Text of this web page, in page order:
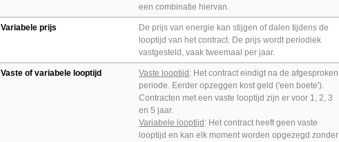
een combinatie hiervan.
Variabele prijs
De prijs van energie kan stijgen of dalen tijdens de
looptijd van het contract. De prijs wordt periodiek
vastgesteld, vaak tweemaal per jaar.
Vaste of variabele looptijd Vaste looptijd : Het contract eindigt na de afgesproken
periode. Eerder opzeggen kost geld ('een boete').
Contracten met een vaste looptijd zijn er voor 1, 2, 3
en 5 jaar.
Variabele looptijd : Het contract heeft geen vaste
looptijd en kan elk moment worden opgezegd zonder